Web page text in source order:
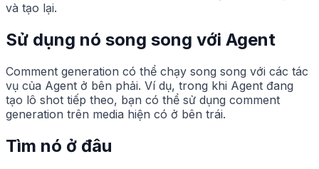
và tạo lại.
Sử dụng nó song song với Agent
Comment generation có thể chạy song song với các tác
vụ của Agent ở bên phải. Ví dụ, trong khi Agent đang
tạo lô shot tiếp theo, bạn có thể sử dụng comment
generation trên media hiện có ở bên trái.
Tìm nó ở đâu